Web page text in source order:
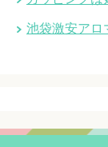
池袋激安アロ